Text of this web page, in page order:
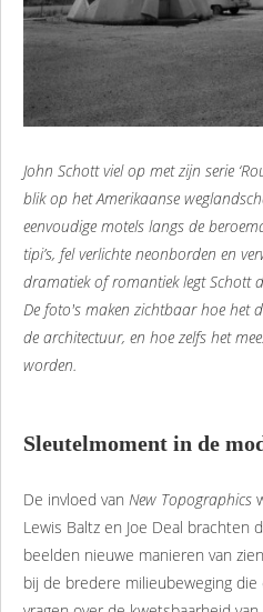
John Schott viel op met zijn serie
blik op het Amerikaanse
eenvoudige motels langs de
tipi’s, fel verlichte neonborden en
dramatiek of romantiek legt Schott
De foto's maken zichtbaar hoe het
de architectuur, en hoe zelfs het
worden.
Sleutelmoment in de
De invloed van New Topographics
Lewis Baltz en Joe Deal brachten
beelden nieuwe manieren van
bij de bredere milieubeweging